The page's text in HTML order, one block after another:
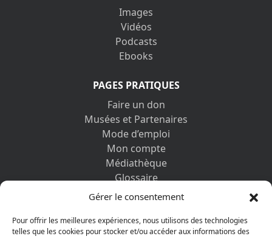
Gérer le consentement
Pour offrir les meilleures expériences, nous utilisons des technologies
telles que les cookies pour stocker et/ou accéder aux informations des
Images
Vidéos
Podcasts
Ebooks
PAGES PRATIQUES
Faire un don
Musées et Partenaires
Mode d’emploi
Mon compte
Médiathèque
Glossaire
Contactez-nous
Vos informations personnelles et cookies